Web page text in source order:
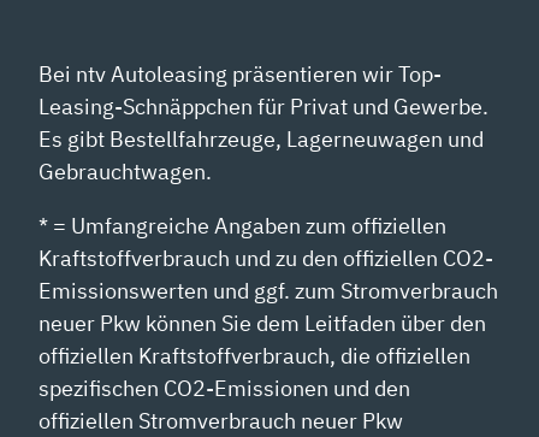
Bei ntv Autoleasing präsentieren wir Top-
Leasing-Schnäppchen für Privat und Gewerbe.
Es gibt Bestellfahrzeuge, Lagerneuwagen und
Gebrauchtwagen.
* = Umfangreiche Angaben zum offiziellen
Kraftstoffverbrauch und zu den offiziellen CO2-
Emissionswerten und ggf. zum Stromverbrauch
neuer Pkw können Sie dem Leitfaden über den
offiziellen Kraftstoffverbrauch, die offiziellen
spezifischen CO2-Emissionen und den
offiziellen Stromverbrauch neuer Pkw